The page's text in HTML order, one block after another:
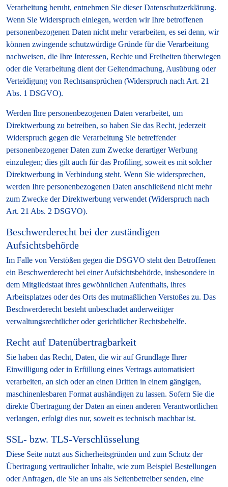
Verarbeitung beruht, entnehmen Sie dieser Datenschutzerklärung.
Wenn Sie Widerspruch einlegen, werden wir Ihre betroffenen
personenbezogenen Daten nicht mehr verarbeiten, es sei denn, wir
können zwingende schutzwürdige Gründe für die Verarbeitung
nachweisen, die Ihre Interessen, Rechte und Freiheiten überwiegen
oder die Verarbeitung dient der Geltendmachung, Ausübung oder
Verteidigung von Rechtsansprüchen (Widerspruch nach Art. 21
Abs. 1 DSGVO).
Werden Ihre personenbezogenen Daten verarbeitet, um
Direktwerbung zu betreiben, so haben Sie das Recht, jederzeit
Widerspruch gegen die Verarbeitung Sie betreffender
personenbezogener Daten zum Zwecke derartiger Werbung
einzulegen; dies gilt auch für das Profiling, soweit es mit solcher
Direktwerbung in Verbindung steht. Wenn Sie widersprechen,
werden Ihre personenbezogenen Daten anschließend nicht mehr
zum Zwecke der Direktwerbung verwendet (Widerspruch nach
Art. 21 Abs. 2 DSGVO).
Beschwerderecht bei der zuständigen
Aufsichtsbehörde
Im Falle von Verstößen gegen die DSGVO steht den Betroffenen
ein Beschwerderecht bei einer Aufsichtsbehörde, insbesondere in
dem Mitgliedstaat ihres gewöhnlichen Aufenthalts, ihres
Arbeitsplatzes oder des Orts des mutmaßlichen Verstoßes zu. Das
Beschwerderecht besteht unbeschadet anderweitiger
verwaltungsrechtlicher oder gerichtlicher Rechtsbehelfe.
Recht auf Datenübertragbarkeit
Sie haben das Recht, Daten, die wir auf Grundlage Ihrer
Einwilligung oder in Erfüllung eines Vertrags automatisiert
verarbeiten, an sich oder an einen Dritten in einem gängigen,
maschinenlesbaren Format aushändigen zu lassen. Sofern Sie die
direkte Übertragung der Daten an einen anderen Verantwortlichen
verlangen, erfolgt dies nur, soweit es technisch machbar ist.
SSL- bzw. TLS-Verschlüsselung
Diese Seite nutzt aus Sicherheitsgründen und zum Schutz der
Übertragung vertraulicher Inhalte, wie zum Beispiel Bestellungen
oder Anfragen, die Sie an uns als Seitenbetreiber senden, eine